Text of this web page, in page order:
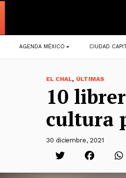
Navegación
principal
AGENDA MÉXICO CIUDAD
EL CHAL, ÚLTIMAS
10
cultura
30 diciembre, 2021